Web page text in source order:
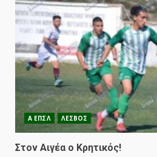
Α ΕΠΣΛ ΛΕΣΒΟΣ
Στον Αιγέα ο Κρητικός!